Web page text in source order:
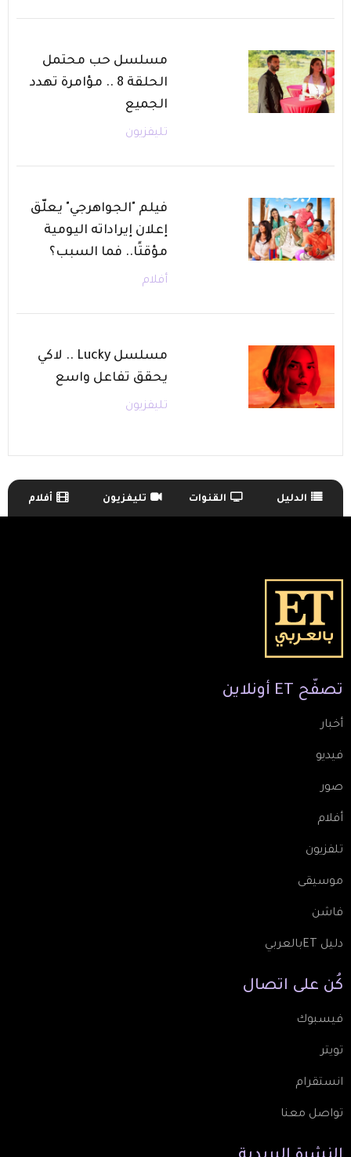
مسلسل حب محتمل
الحلقة 8 .. مؤامرة تهدد
الجميع
تليفزيون
فيلم "الجواهرجي" يعلّق
إعلان إيراداته اليومية
مؤقتًا.. فما السبب؟
أفلام
مسلسل Lucky .. لاكي
يحقق تفاعل واسع
تليفزيون
TV Guide Menu الدليل القنوات تليفزيون أفلام
تصفّح ET أونلاين
أخبار
فيديو
صور
أفلام
تلفزيون
موسيقى
فاشن
دليل ETبالعربي
كُن على اتصال
فيسبوك
تويتر
انستقرام
تواصل معنا